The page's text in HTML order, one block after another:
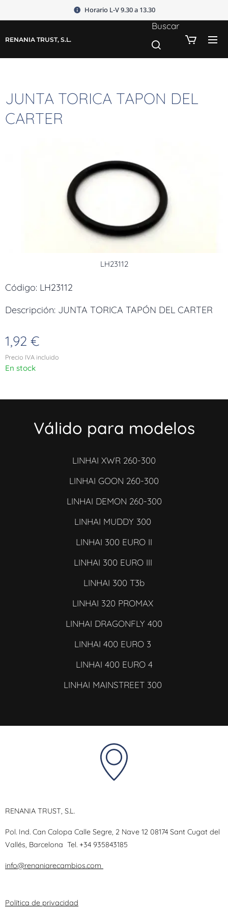
Horario L-V 9.30 a 13.30
RENANIA TRUST, S.L.
Buscar
JUNTA TORICA TAPON DEL
CARTER
LH23112
Código: LH23112
Descripción: JUNTA TORICA TAPÓN DEL CARTER
1,92 €
Precio IVA incluido
En stock
Válido para modelos
LINHAI XWR 260-300
LINHAI GOON 260-300
LINHAI DEMON 260-300
LINHAI MUDDY 300
LINHAI 300 EURO II
LINHAI 300 EURO III
LINHAI 300 T3b
LINHAI 320 PROMAX
LINHAI DRAGONFLY 400
LINHAI 400 EURO 3
LINHAI 400 EURO 4
LINHAI MAINSTREET 300
RENANIA TRUST, S.L.
Pol. Ind. Can Calopa Calle Segre, 2 Nave 12 08174 Sant Cugat del
Vallés, Barcelona Tel. +34 935843185
info@renaniarecambios.com
Política de privacidad